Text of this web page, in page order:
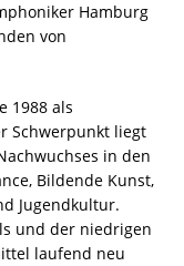
Hamburg
von
1988 als
Schwerpunkt liegt
in den
Bildende Kunst,
Jugendkultur.
und der niedrigen
laufend neu